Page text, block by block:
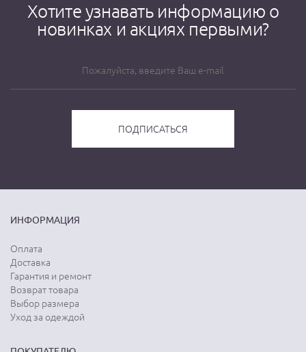
Хотите узнавать информацию о
новинках и акциях первыми?
ИНФОРМАЦИЯ
Оплата
Доставка
Гарантия и ремонт
Возврат товара
Выбор размера
Уход за одеждой